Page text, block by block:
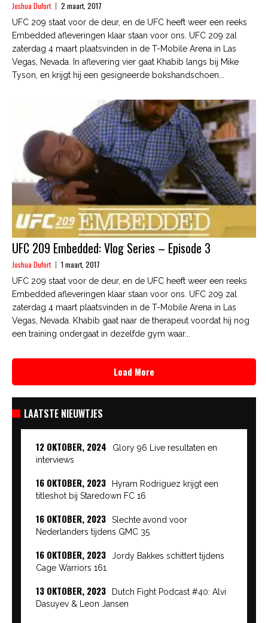
Joshua Dufort 2 maart, 2017
UFC 209 staat voor de deur, en de UFC heeft weer een reeks
Embedded afleveringen klaar staan voor ons. UFC 209 zal
zaterdag 4 maart plaatsvinden in de T-Mobile Arena in Las
Vegas, Nevada. In aflevering vier gaat Khabib langs bij Mike
Tyson, en krijgt hij een gesigneerde bokshandschoen...
UFC 209 Embedded: Vlog Series – Episode 3
Joshua Dufort 1 maart, 2017
UFC 209 staat voor de deur, en de UFC heeft weer een reeks
Embedded afleveringen klaar staan voor ons. UFC 209 zal
zaterdag 4 maart plaatsvinden in de T-Mobile Arena in Las
Vegas, Nevada. Khabib gaat naar de therapeut voordat hij nog
een training ondergaat in dezelfde gym waar...
Load More
LAATSTE NIEUWTJES
12 OKTOBER, 2024
Glory 96 Live resultaten en
interviews
16 OKTOBER, 2023
Hyram Rodriguez krijgt een
titleshot bij Staredown FC 16
16 OKTOBER, 2023
Slechte avond voor
Nederlanders tijdens GMC 35
16 OKTOBER, 2023
Jordy Bakkes schittert tijdens
Cage Warriors 161
13 OKTOBER, 2023
Dutch Fight Podcast #40: Alvi
Dasuyev & Leon Jansen